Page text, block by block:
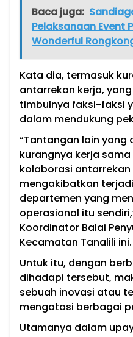
Baca juga:
Pelaksanaan Event
Wonderful
Kata dia, termasuk
antarrekan kerja,
timbulnya faksi-faksi
dalam mendukung
“Tantangan lain yang
kurangnya kerja
kolaborasi antarrekan
mengakibatkan
departemen yang
operasional itu
Koordinator Balai
Kecamatan Tanalili ini.
Untuk itu, dengan
dihadapi tersebut,
sebuah inovasi atau
mengatasi berbagai
Utamanya dalam